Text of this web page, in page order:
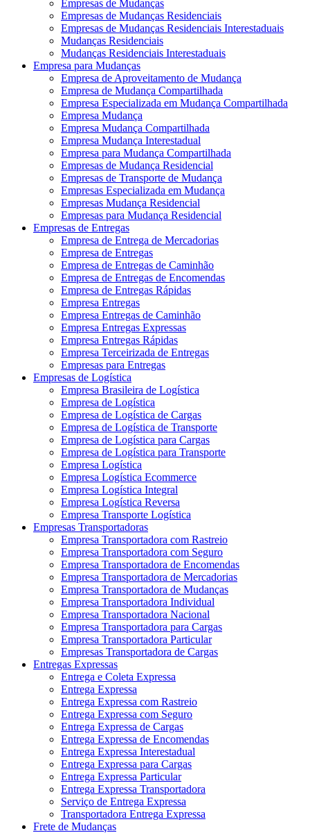
Empresas de Mudanças
Empresas de Mudanças Residenciais
Empresas de Mudanças Residenciais Interestaduais
Mudanças Residenciais
Mudanças Residenciais Interestaduais
Empresa para Mudanças
Empresa de Aproveitamento de Mudança
Empresa de Mudança Compartilhada
Empresa Especializada em Mudança Compartilhada
Empresa Mudança
Empresa Mudança Compartilhada
Empresa Mudança Interestadual
Empresa para Mudança Compartilhada
Empresas de Mudança Residencial
Empresas de Transporte de Mudança
Empresas Especializada em Mudança
Empresas Mudança Residencial
Empresas para Mudança Residencial
Empresas de Entregas
Empresa de Entrega de Mercadorias
Empresa de Entregas
Empresa de Entregas de Caminhão
Empresa de Entregas de Encomendas
Empresa de Entregas Rápidas
Empresa Entregas
Empresa Entregas de Caminhão
Empresa Entregas Expressas
Empresa Entregas Rápidas
Empresa Terceirizada de Entregas
Empresas para Entregas
Empresas de Logística
Empresa Brasileira de Logística
Empresa de Logística
Empresa de Logística de Cargas
Empresa de Logística de Transporte
Empresa de Logística para Cargas
Empresa de Logística para Transporte
Empresa Logística
Empresa Logística Ecommerce
Empresa Logística Integral
Empresa Logística Reversa
Empresa Transporte Logística
Empresas Transportadoras
Empresa Transportadora com Rastreio
Empresa Transportadora com Seguro
Empresa Transportadora de Encomendas
Empresa Transportadora de Mercadorias
Empresa Transportadora de Mudanças
Empresa Transportadora Individual
Empresa Transportadora Nacional
Empresa Transportadora para Cargas
Empresa Transportadora Particular
Empresas Transportadora de Cargas
Entregas Expressas
Entrega e Coleta Expressa
Entrega Expressa
Entrega Expressa com Rastreio
Entrega Expressa com Seguro
Entrega Expressa de Cargas
Entrega Expressa de Encomendas
Entrega Expressa Interestadual
Entrega Expressa para Cargas
Entrega Expressa Particular
Entrega Expressa Transportadora
Serviço de Entrega Expressa
Transportadora Entrega Expressa
Frete de Mudanças